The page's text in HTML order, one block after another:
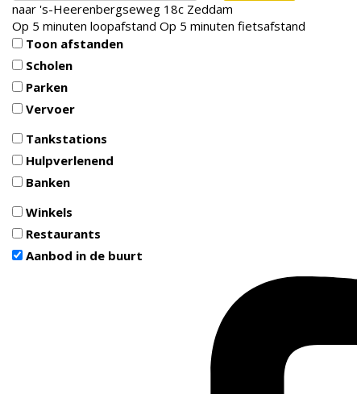
naar 's-Heerenbergseweg 18c Zeddam
Op 5 minuten loopafstand Op 5 minuten fietsafstand
Toon afstanden
Scholen
Parken
Vervoer
Tankstations
Hulpverlenend
Banken
Winkels
Restaurants
Aanbod in de buurt